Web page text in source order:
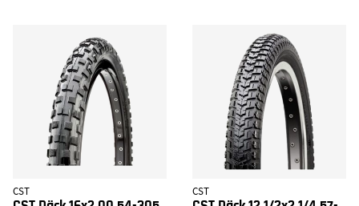
CST CST